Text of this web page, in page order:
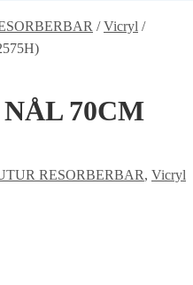
/Vicryl /
70CM
RESORBERBAR, Vicryl